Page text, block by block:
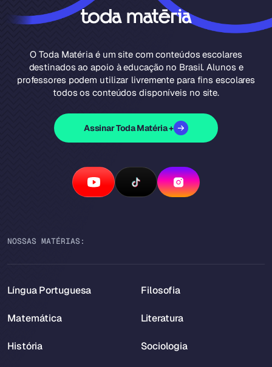
O Toda Matéria é um site com conteúdos escolares
destinados ao apoio à educação no Brasil. Alunos e
professores podem utilizar livremente para fins escolares
todos os conteúdos disponíveis no site.
Assinar Toda Matéria +
NOSSAS MATÉRIAS:
Língua Portuguesa
Matemática
História
Filosofia
Literatura
Sociologia